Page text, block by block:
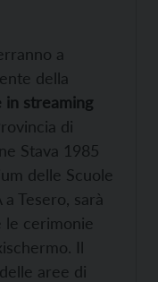
a
della
in streaming
di
Stava 1985
delle Scuole
Tesero, sarà
le cerimonie
Il
aree di